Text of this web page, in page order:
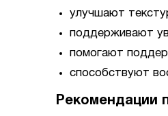
улучшают
поддерживают
помогают
способствуют
Рекомендации